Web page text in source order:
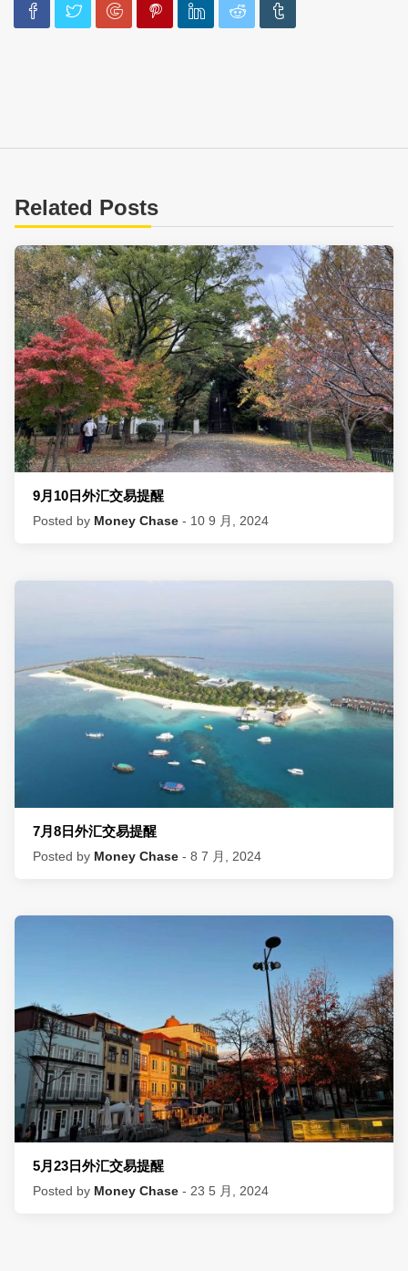
Related Posts
9月10日外汇交易提醒
Posted by Money Chase - 10 9 月, 2024
7月8日外汇交易提醒
Posted by Money Chase - 8 7 月, 2024
5月23日外汇交易提醒
Posted by Money Chase - 23 5 月, 2024